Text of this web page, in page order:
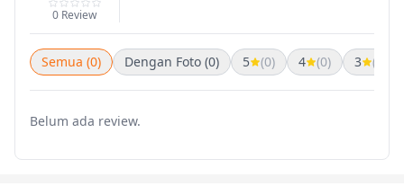
0 Review
Semua (0) Dengan Foto (0) 5 (0) 4 (0) 3 (0)
Belum ada review.